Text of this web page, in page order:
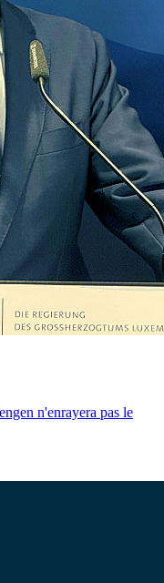
n'enrayera pas le